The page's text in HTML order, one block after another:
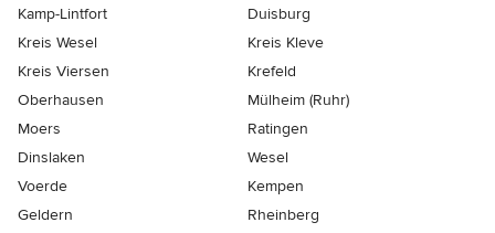
Kamp-Lintfort
Duisburg
Kreis Wesel
Kreis Kleve
Kreis Viersen
Krefeld
Oberhausen
Mülheim (Ruhr)
Moers
Ratingen
Dinslaken
Wesel
Voerde
Kempen
Geldern
Rheinberg